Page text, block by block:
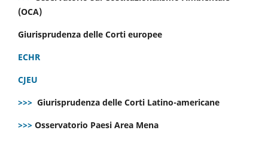
(OCA)
Giurisprudenza delle Corti europee
ECHR
CJEU
>>> Giurisprudenza delle Corti Latino-americane
>>> Osservatorio Paesi Area Mena